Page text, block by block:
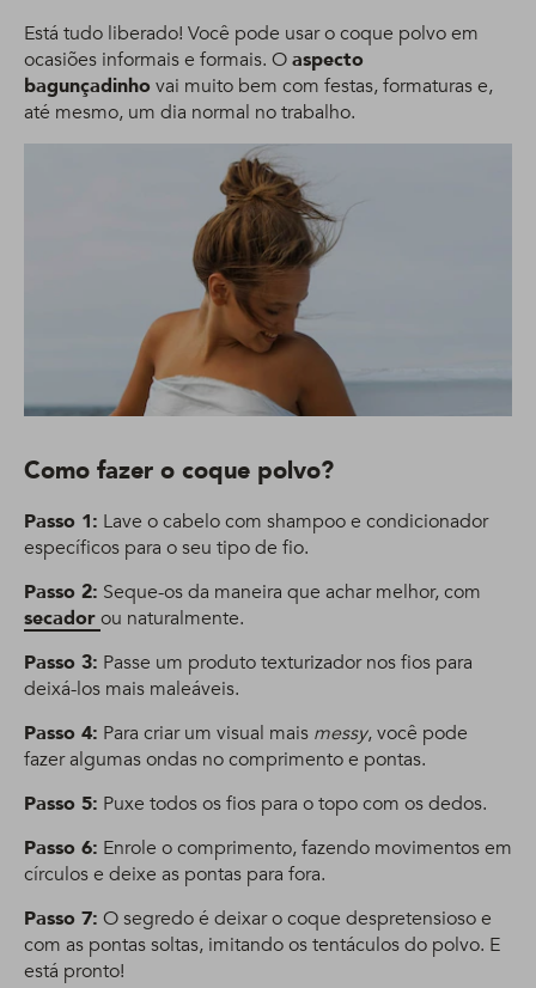
Está tudo liberado! Você pode usar o coque polvo em
ocasiões informais e formais. Oaspecto
bagunçadinho vai muito bem com festas, formaturas e,
até mesmo, um dia normal no trabalho.
Como fazer o coque polvo?
Passo 1: Lave o cabelo com shampoo e condicionador
específicos para o seu tipo de fio.
Passo 2: Seque-os da maneira que achar melhor, com
secadorou naturalmente.
Passo 3: Passe um produto texturizador nos fios para
deixá-los mais maleáveis.
Passo 4: Para criar um visual mais messy, você pode
fazer algumas ondas no comprimento e pontas.
Passo 5: Puxe todos os fios para o topo com os dedos.
Passo 6: Enrole o comprimento, fazendo movimentos em
círculos e deixe as pontas para fora.
Passo 7: O segredo é deixar o coque despretensioso e
com as pontas soltas, imitando os tentáculos do polvo. E
está pronto!